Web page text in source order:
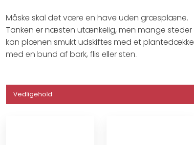
Måske skal det være en have uden græsplæne.
Tanken er næsten utænkelig, men mange steder
kan plænen smukt udskiftes med et plantedække
med en bund af bark, flis eller sten.
Vedligehold